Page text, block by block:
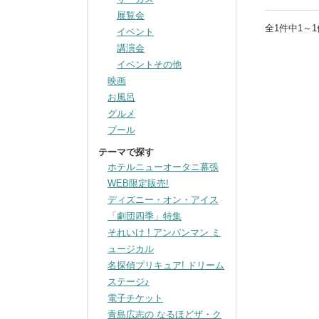
全1件中1～1
展覧会
イベント
講演会
イベントその他
映画
お風呂
グルメ
プール
テーマで探す
ホテルニューオータニ幕張
WEB限定販売!
ディズニー・オン・アイス
「劇団四季」特集
それいけ ! アンパンマン ミ
ュージカル
名探偵プリキュア! ドリーム
ステージ♪
電子チケット
青島広志の なるほどザ・ク